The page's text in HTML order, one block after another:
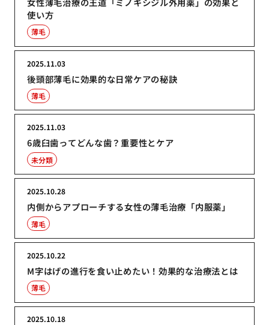
使い方
薄毛
後頭部薄毛に効果的な日常ケアの秘訣
2025.11.03
薄毛
6歳臼歯ってどんな歯？重要性とケア
2025.11.03
未分類
内側からアプローチする女性の薄毛治療「内服薬」
2025.10.28
薄毛
M字はげの進行を食い止めたい！効果的な治療法とは
2025.10.22
薄毛
2025.10.18